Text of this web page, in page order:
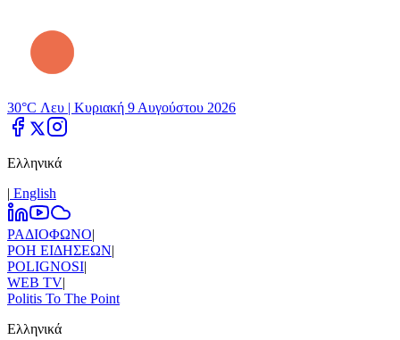
30°C Λευ | Κυριακή 9 Αυγούστου 2026
Ελληνικά
| Εnglish
ΡΑΔΙΟΦΩΝΟ|
ΡΟΗ ΕΙΔΗΣΕΩΝ|
POLIGNOSI|
WEB TV|
Politis To The Point
Ελληνικά